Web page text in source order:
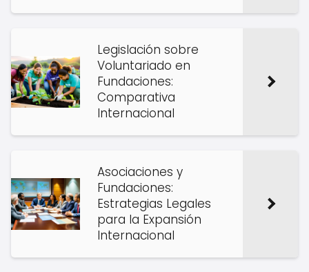
Legislación sobre
Voluntariado en
Fundaciones:
Comparativa
Internacional
Asociaciones y
Fundaciones:
Estrategias Legales
para la Expansión
Internacional